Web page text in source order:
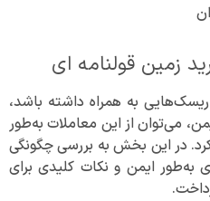
زمین قولنامه‌ ای
به همراه داشته باشد،
می‌توان از این معاملات به‌طور
در این بخش به بررسی چگونگی
به‌طور ایمن و نکات کلیدی برای